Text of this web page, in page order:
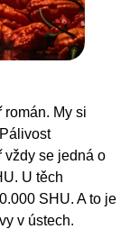
román. My si
vždy se jedná o
U těch
SHU. A to je
v ústech.